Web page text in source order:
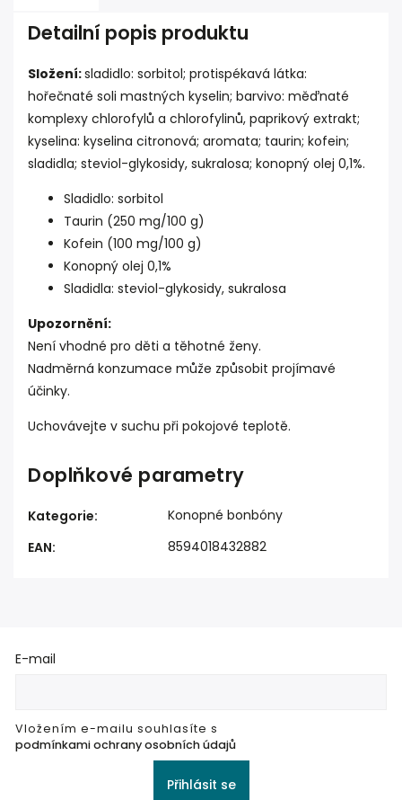
Detailní popis produktu
Složení:sladidlo: sorbitol; protispékavá látka:
hořečnaté soli mastných kyselin; barvivo: měďnaté
komplexy chlorofylů a chlorofylinů, paprikový extrakt;
kyselina: kyselina citronová; aromata; taurin; kofein;
sladidla; steviol-glykosidy, sukralosa; konopný olej 0,1%.
Sladidlo: sorbitol
Taurin (250 mg/100 g)
Kofein (100 mg/100 g)
Konopný olej 0,1%
Sladidla: steviol-glykosidy, sukralosa
Upozornění:
Není vhodné pro děti a těhotné ženy.
Nadměrná konzumace může způsobit projímavé
účinky.
Uchovávejte v suchu při pokojové teplotě.
Doplňkové parametry
Kategorie:
Konopné bonbóny
EAN: 8594018432882
E-mail
Vložením e-mailu souhlasíte s
podmínkami ochrany osobních údajů
Přihlásit se